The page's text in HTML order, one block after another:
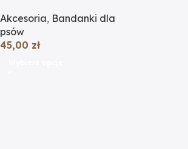
Akcesoria, Bandanki dla
psów
45,00 zł